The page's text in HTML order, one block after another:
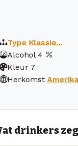
Type Klassie...
Alcohol 4
Kleur 7
Herkomst Amerika
drinkers